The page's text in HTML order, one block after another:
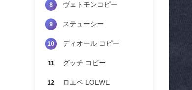
8 ヴェトモンコピー
9 ステューシー
10 ディオール コピー
11 グッチ コピー
12 ロエベ LOEWE